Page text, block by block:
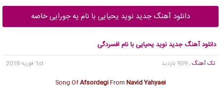
دانلود آهنگ جدید نوید یحیایی با نام یه جورایی خاصه
دانلود آهنگ جدید نوید یحیایی با نام افسردگی
تک آهنگ , 939 بازدید
1st فوریه 2018
Song OfAfsordegiFrom Navid Yahyaei